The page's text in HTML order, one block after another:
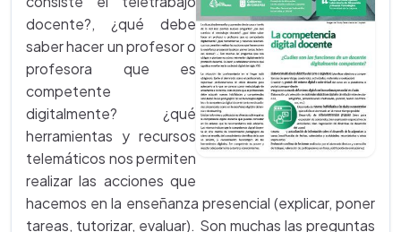
docente?, ¿qué debe
saber hacer un profesor o
profesora que es
competente
digitalmente? ¿qué
herramientas y recursos
telemáticos nos permiten
realizar las acciones que
hacemos en la enseñanza presencial (explicar, poner
tareas, tutorizar, evaluar). Son muchas las preguntas